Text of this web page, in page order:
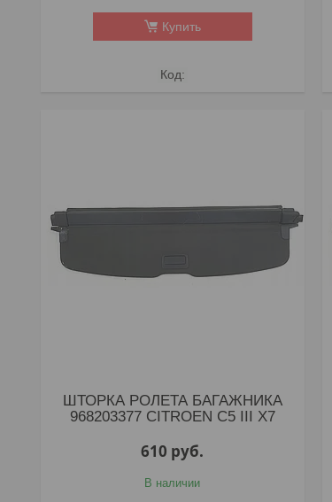
Купить
ШТОРКА РОЛЕТА БАГАЖНИКА
968203377 CITROEN C5 III X7
610 руб.
В наличии